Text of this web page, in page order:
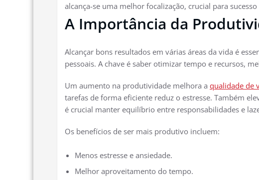
alcança-se uma melhor focalização, crucial para
A Importância da
Alcançar bons resultados em várias áreas da vida é
pessoais. A chave é saber otimizar tempo e recursos,
Um aumento na produtividade melhora a qualidade de
tarefas de forma eficiente reduz o estresse. Também
é crucial manter equilíbrio entre responsabilidades e
Os benefícios de ser mais produtivo incluem:
Menos estresse e ansiedade.
Melhor aproveitamento do tempo.